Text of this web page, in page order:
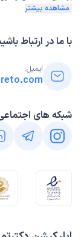
مشاهده بیشتر
با ما در ارتباط
ایمیل:
شبکه های